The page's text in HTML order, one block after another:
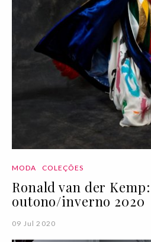
MODA COLEÇÕES
Ronald van der
outono/inverno 2020
09 Jul 2020